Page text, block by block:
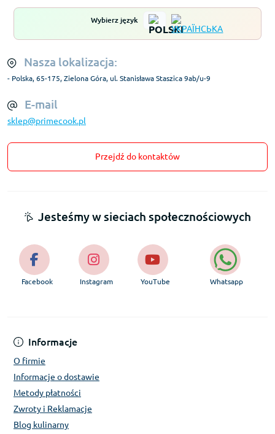
Wybierz język
Nasza lokalizacja:
- Polska, 65-175, Zielona Góra, ul. Stanisława Staszica 9ab/u-9
E-mail
sklep@primecook.pl
Przejdź do kontaktów
Informacje
O firmie
Informacje o dostawie
Metody płatności
Zwroty i Reklamacje
Blog kulinarny
Jesteśmy w sieciach społecznościowych
Facebook Instagram YouTube Whatsapp